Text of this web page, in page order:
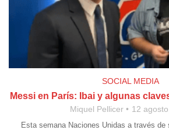
SOCIAL MEDIA
Messi en París: Ibai y algunas
Miquel Pellicer 12
Esta semana Naciones Unidas a través de